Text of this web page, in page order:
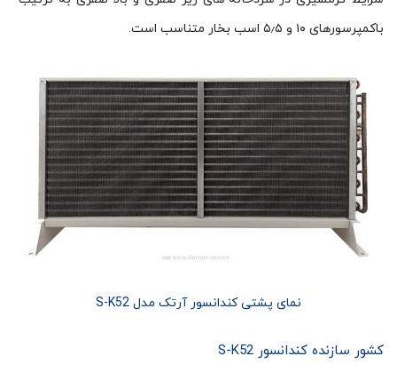
باکمپرسورهای ۱۰ و ۵٫۵ اسب بخار متناسب است.
نمای پشتی کندانسور آرتک مدل S-K52
کشور سازنده کندانسور S-K52